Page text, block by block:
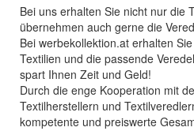
Bei uns erhalten Sie nicht nur die
übernehmen auch gerne die
Bei werbekollektion.at erhalten
Textilien und die passende
spart Ihnen Zeit und Geld!
Durch die enge Kooperation mit
Textilherstellern und
kompetente und preiswerte